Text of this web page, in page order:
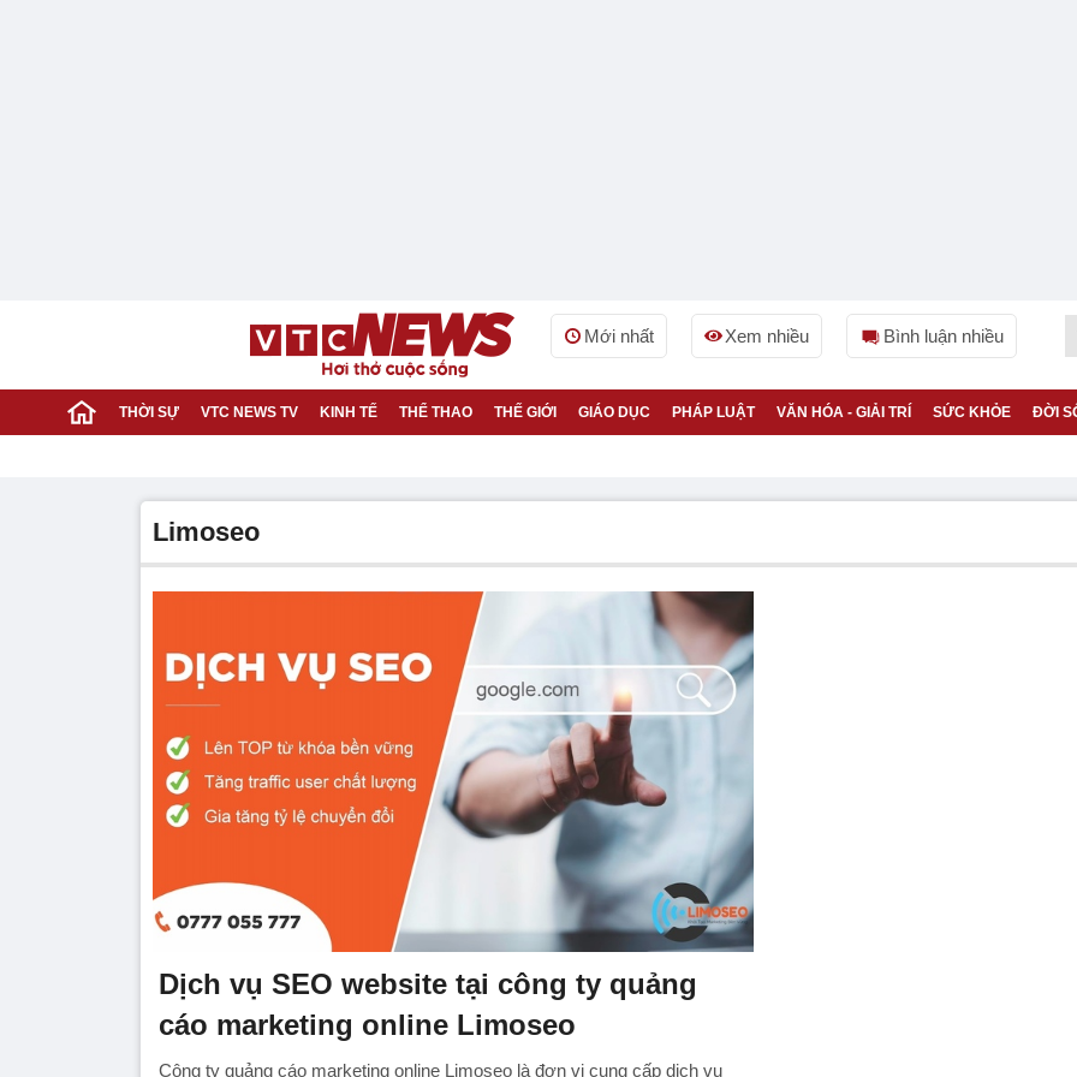
Mới nhất Xem nhiều Bình luận nhiều
THỜI SỰ VTC NEWS TV KINH TẾ THỂ THAO THẾ GIỚI GIÁO DỤC PHÁP LUẬT VĂN HÓA - GIẢI TRÍ SỨC KHỎE ĐỜI
Limoseo
Dịch vụ SEO website tại công ty quảng
cáo marketing online Limoseo
Công ty quảng cáo marketing online Limoseo là đơn vị cung cấp dịch vụ